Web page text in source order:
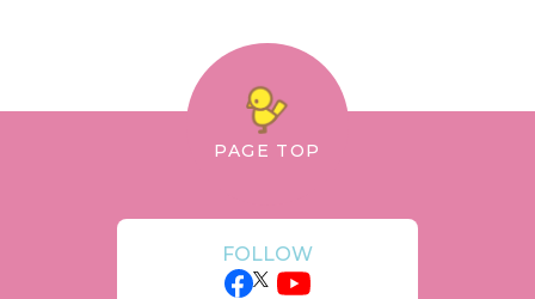
PAGE TOP
FOLLOW